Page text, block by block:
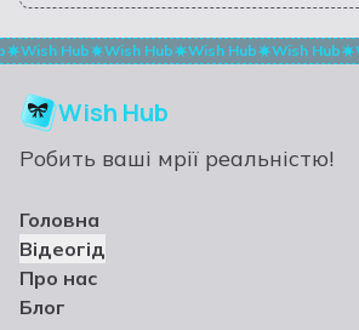
Wish Hub Wish Hub Wish Hub Wish Hub
Wish Hub
Робить ваші мрії реальністю!
Головна
Відеогід
Про нас
Блог